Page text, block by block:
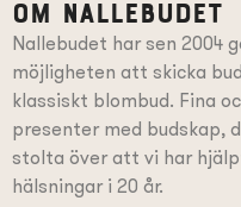
Om Nallebudet
Nallebudet har sen 2004
möjligheten att skicka
klassiskt blombud. Fina
presentermed budskap,
stolta över att vi har
hälsningar i 20 år.